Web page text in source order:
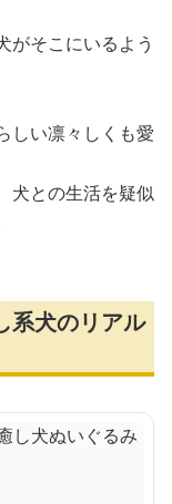
がそこにいるよう
しい凛々しくも愛
犬との生活を疑似
系犬のリアル